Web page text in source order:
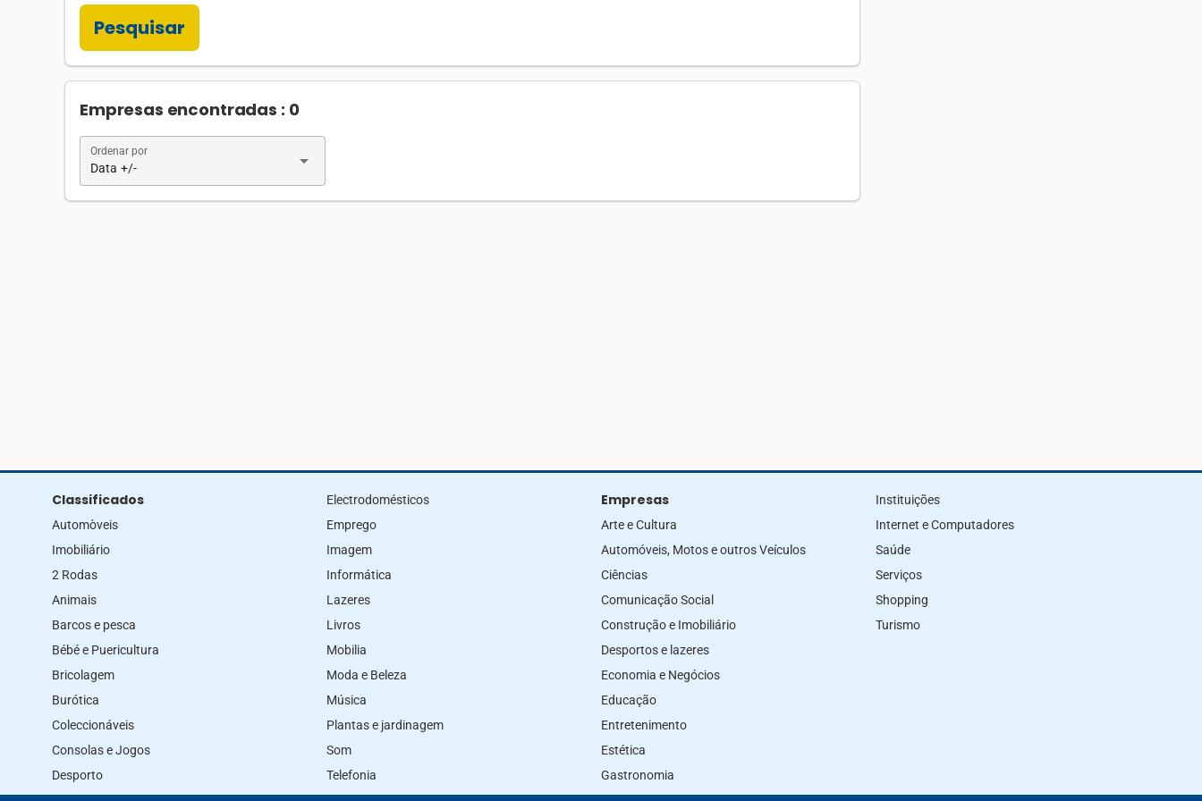
Pesquisar
Empresas encontradas : 0
Data +/-
Ordenar por arrow_drop_down
Classificados
Automòveis
Imobiliário
2 Rodas
Animais
Barcos e pesca
Bébé e Puericultura
Bricolagem
Burótica
Coleccionáveis
Consolas e Jogos
Desporto
Electrodomésticos
Emprego
Imagem
Informática
Lazeres
Livros
Mobilia
Moda e Beleza
Música
Plantas e jardinagem
Som
Telefonia
Empresas
Arte e Cultura
Automóveis, Motos e outros Veículos
Ciências
Comunicação Social
Construção e Imobiliário
Desportos e lazeres
Economia e Negócios
Educação
Entretenimento
Estética
Gastronomia
Instituições
Internet e Computadores
Saúde
Serviços
Shopping
Turismo